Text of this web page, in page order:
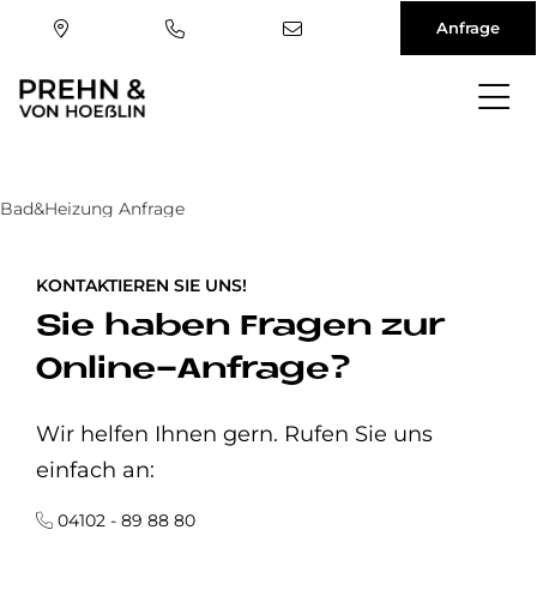
Anfrage
Bad&Heizung Anfrage
KONTAKTIEREN SIE UNS!
Sie haben Fragen zur
Online-Anfrage?
Wir helfen Ihnen gern. Rufen Sie uns
einfach an:
04102 - 89 88 80